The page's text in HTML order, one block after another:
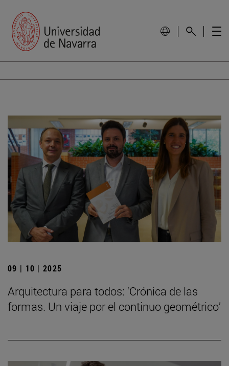
09 | 10 | 2025
Arquitectura para todos: ‘Crónica de las
formas. Un viaje por el continuo geométrico’